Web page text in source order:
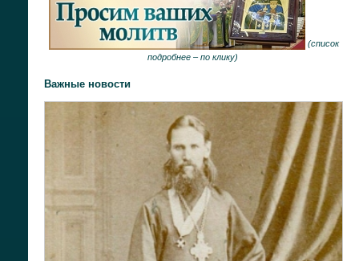
(список
подробнее – по клику)
Важные новости